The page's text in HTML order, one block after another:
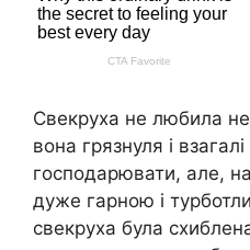
Свекруха не любила
вона грязнуля і
господарювати, але,
дуже гарною і
свекруха була